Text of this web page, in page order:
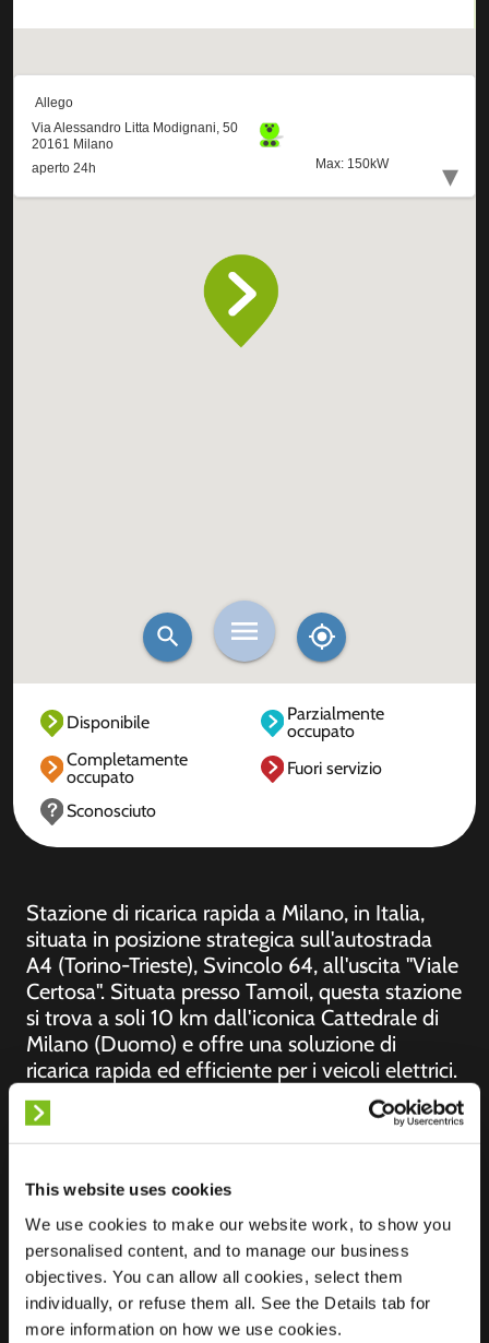
This website uses cookies
We use cookies to make our website work, to show you
personalised content, and to manage our business
objectives. You can allow all cookies, select them
individually, or refuse them all. See the Details tab for
more information on how we use cookies.
Disponibile
Parzialmente
occupato
Completamente
occupato
Fuori servizio
Sconosciuto
Stazione di ricarica rapida a Milano, in Italia,
situata in posizione strategica sull'autostrada
A4 (Torino-Trieste), Svincolo 64, all'uscita "Viale
Certosa". Situata presso Tamoil, questa stazione
si trova a soli 10 km dall'iconica Cattedrale di
Milano (Duomo) e offre una soluzione di
ricarica rapida ed efficiente per i veicoli elettrici.
Ideale per i viaggiatori e i pendolari di passaggio
a Milano, offre un facile accesso per ricaricare e
proseguire il viaggio in Italia.
Posizione
Via Alessandro Litta
Modignani, 50
20161 Milano